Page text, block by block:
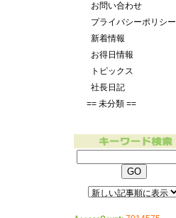
お問い合わせ
プライバシーポリシー
新着情報
お得日情報
トピックス
社長日記
== 未分類 ==